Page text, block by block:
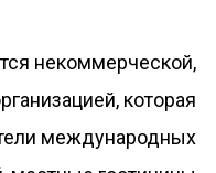
некоммерческой,
которая
международных